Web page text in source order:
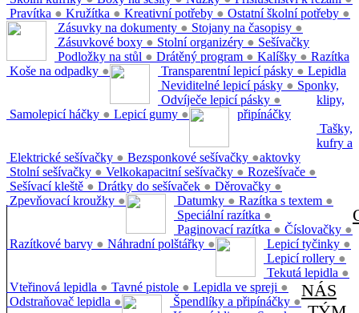
Pravítka ● Kružítka ● Kreativní potřeby ● Ostatní školní potřeby ●
Zásuvky na dokumenty ● Stojany na časopisy ●
Zásuvkové boxy ● Stolní organizéry ●
Podložky na stůl ● Drátěný program ● Kalíšky ●
Koše na odpadky ● Transparentní lepicí pásky ●
Neviditelné lepicí pásky ●
Odvíječe lepicí pásky ●
Samolepicí háčky ● Lepicí gumy ●
Sešívačky
Elektrické sešívačky ● Bezsponkové sešívačky ●
Stolní sešívačky ● Velkokapacitní sešívačky ● Rozešívače ●
Sešívací kleště ● Drátky do sešívaček ● Děrovačky ●
Zpevňovací kroužky ●
Razítka
Datumky ● Razítka s textem ●
Speciální razítka ●
Paginovací razítka ● Číslovačky ●
Razítkové barvy ● Náhradní polštářky ●
Lepidla
Lepicí tyčinky ●
Lepicí rollery ●
Tekutá lepidla ●
Vteřinová lepidla ● Tavné pistole ● Lepidla ve spreji ●
Odstraňovač lepidla ●
Sponky,
klipy,
připínáčky
Špendlíky a připínáčky ●
Tašky,
kufry a
aktovky
NÁS